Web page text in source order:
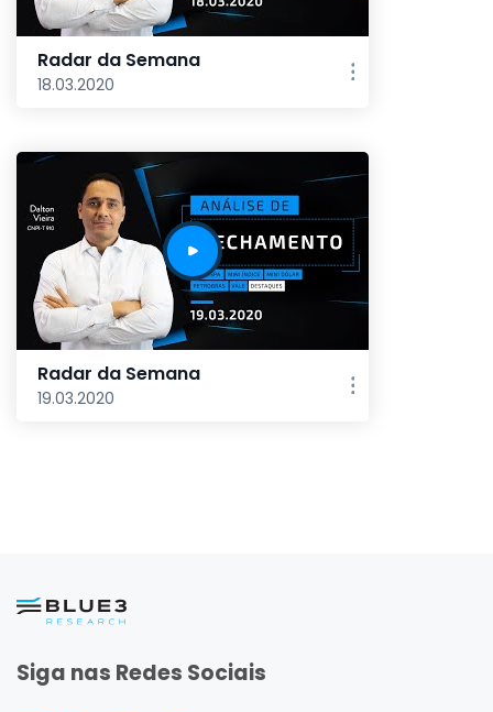
Radar da Semana
18.03.2020
Radar da Semana
19.03.2020
Siga nas Redes Sociais